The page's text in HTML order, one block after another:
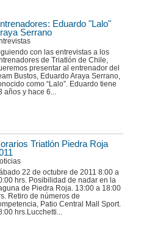
Eduardo "Lalo"
Serrano
con las entrevistas a los
de Triatlón de Chile,
presentar al entrenador del
Bustos, Eduardo Araya Serrano,
como “Lalo”. Eduardo tiene
años y hace 6...
Triatlón Piedra Roja
22 de octubre de 2011 8:00 a
hrs. Posibilidad de nadar en la
de Piedra Roja. 13:00 a 18:00
Retiro de números de
Patio Central Mall Sport.
hrs.Lucchetti...